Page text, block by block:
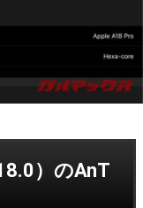
）のAnT